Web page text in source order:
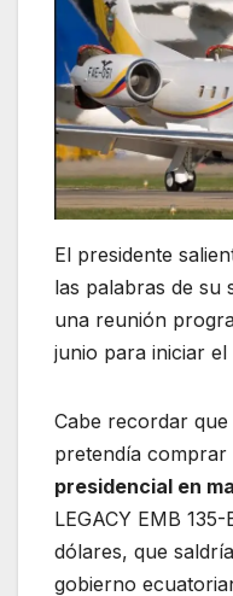
El presidente
las palabras de su
una reunión
junio para iniciar
Cabe recordar
pretendía comprar
presidencial en
LEGACY EMB
dólares, que
gobierno